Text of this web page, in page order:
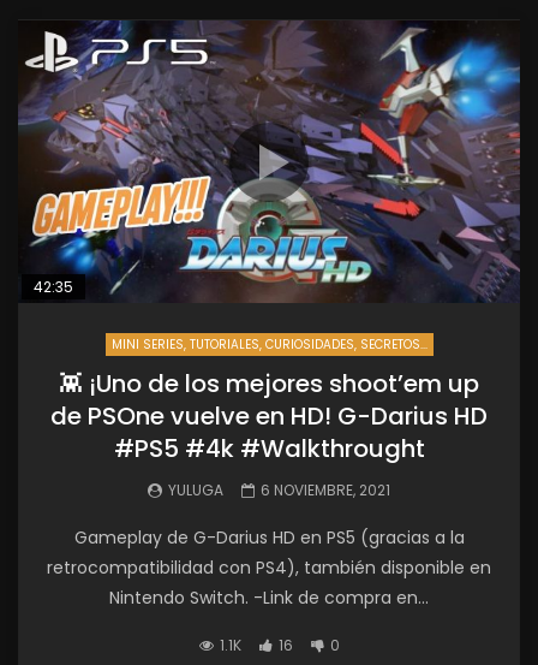
42:35
MINI SERIES, TUTORIALES, CURIOSIDADES, SECRETOS...
👾 ¡Uno de los mejores shoot’em up
de PSOne vuelve en HD! G-Darius HD
#PS5 #4k #Walkthrought
YULUGA 6 NOVIEMBRE, 2021
Gameplay de G-Darius HD en PS5 (gracias a la
retrocompatibilidad con PS4), también disponible en
Nintendo Switch. -Link de compra en...
1.1K 16 0